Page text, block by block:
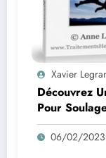
Xavier
Découvrez
Pour
06/02/2023